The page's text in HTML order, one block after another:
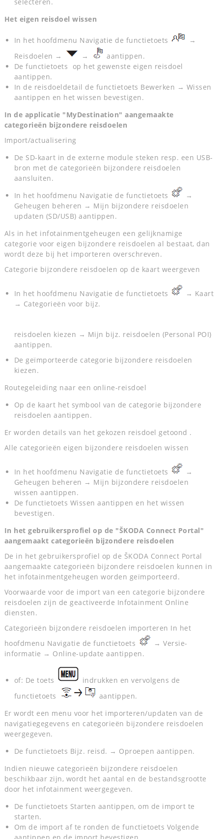
Het eigen reisdoel wissen
In het hoofdmenu Navigatie de functietoets
→
Reisdoelen →
→
aantippen.
De functietoets  op het gewenste eigen reisdoel
aantippen.
In de reisdoeldetail de functietoets Bewerken → Wissen
aantippen en het wissen bevestigen.
In de applicatie "MyDestination" aangemaakte
categorieën bijzondere reisdoelen
Import/actualisering
De SD-kaart in de externe module steken resp. een USB-
bron met de categorieën bijzondere reisdoelen
aansluiten.
In het hoofdmenu Navigatie de functietoets
→
Geheugen beheren → Mijn bijzondere reisdoelen
updaten (SD/USB) aantippen.
Als in het infotainmentgeheugen een gelijknamige
categorie voor eigen bijzondere reisdoelen al bestaat, dan
wordt deze bij het importeren overschreven.
Categorie bijzondere reisdoelen op de kaart weergeven
In het hoofdmenu Navigatie de functietoets
→ Kaart
→ Categorieën voor bijz.
reisdoelen kiezen → Mijn bijz. reisdoelen (Personal POI)
aantippen.
De geïmporteerde categorie bijzondere reisdoelen
kiezen.
Routegeleiding naar een online-reisdoel
Op de kaart het symbool van de categorie bijzondere
reisdoelen aantippen.
Er worden details van het gekozen reisdoel getoond .
Alle categorieën eigen bijzondere reisdoelen wissen
In het hoofdmenu Navigatie de functietoets
→
Geheugen beheren → Mijn bijzondere reisdoelen
wissen aantippen.
De functietoets Wissen aantippen en het wissen
bevestigen.
In het gebruikersprofiel op de "ŠKODA Connect Portal"
aangemaakt categorieën bijzondere reisdoelen
De in het gebruikersprofiel op de ŠKODA Connect Portal
aangemaakte categorieën bijzondere reisdoelen kunnen in
het infotainmentgeheugen worden geïmporteerd.
Voorwaarde voor de import van een categorie bijzondere
reisdoelen zijn de geactiveerde Infotainment Online
diensten.
Categorieën bijzondere reisdoelen importeren In het
hoofdmenu Navigatie de functietoets
→ Versie-
informatie → Online-update aantippen.
of: De toets
indrukken en vervolgens de
functietoets
aantippen.
Er wordt een menu voor het importeren/updaten van de
navigatiegegevens en categorieën bijzondere reisdoelen
weergegeven.
De functietoets Bijz. reisd. → Oproepen aantippen.
Indien nieuwe categorieën bijzondere reisdoelen
beschikbaar zijn, wordt het aantal en de bestandsgrootte
door het infotainment weergegeven.
De functietoets Starten aantippen, om de import te
starten.
Om de import af te ronden de functietoets Volgende